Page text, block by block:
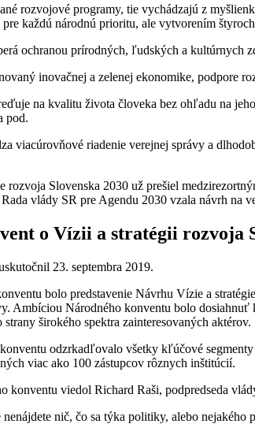
rozvojové programy, tie vychádzajú z
pre každú národnú prioritu, ale vytvorením
ochranou prírodných, ľudských a kultúrnych
inovačnej a zelenej ekonomike, podpore
na kvalitu života človeka bez ohľadu na
pod.
viacúrovňové riadenie verejnej správy a
rozvoja Slovenska 2030 už prešiel
vlády SR pre Agendu 2030 vzala návrh na
o Vízii a stratégii rozvoja
23. septembra 2019.
bolo predstavenie Návrhu Vízie a
Ambíciou Národného konventu bolo
širokého spektra zainteresovaných aktérov.
odzrkadľovalo všetky kľúčové
viac ako 100 zástupcov rôznych inštitúcií.
konventu viedol Richard Raši, podpredseda
nič, čo sa týka politiky, alebo